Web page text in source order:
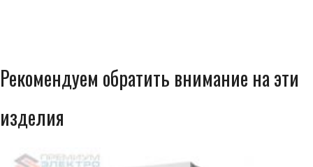
Рекомендуем обратить внимание на эти
изделия